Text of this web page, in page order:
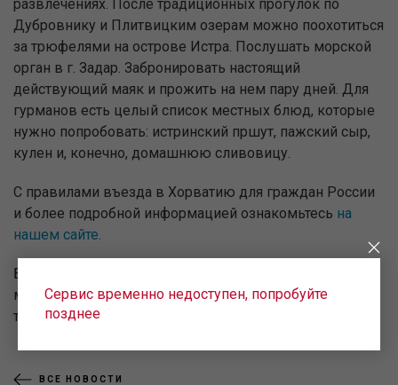
развлечениях. После традиционных прогулок по
Дубровнику и Плитвицким озерам можно поохотиться
за трюфелями на острове Истра. Послушать морской
орган в г. Задар. Забронировать настоящий
действующий маяк и прожить на нем пару дней. Для
гурманов есть целый список местных блюд, которые
нужно попробовать: истринский пршут, пажский сыр,
кулен и, конечно, домашнюю сливовицу.
С правилами въезда в Хорватию для граждан России
и более подробной информацией ознакомьтесь на
нашем сайте.
Билеты уже в продаже на сайте uralairlines.ru, в
мобильном приложении UralAirlines, в авиакассах и по
телефону call-центра авиакомпании 8-800-7700-262.
ВСЕ НОВОСТИ
Сервис временно недоступен, попробуйте
позднее